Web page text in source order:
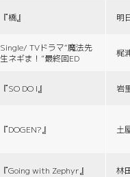
『橋』 明
Single/ TVドラマ“魔法先
生ネギま！”最終回ED
梶
『SO DO I』 岩
『DOGEN?』 土
『Going with Zephyr』 林